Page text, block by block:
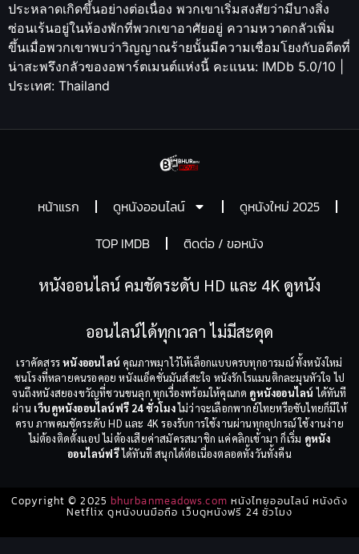
ประหลาดเกิดขึ้นอย่างต่อเนื่อง พวกเขาเริ่มสงสัยว่ามีบางสิ่ง
ซ่อนเร้นอยู่ในห้องพักที่พวกเขาอาศัยอยู่ ความหวาดกลัวเพิ่ม
ขึ้นเมื่อพวกเขาพบว่าวิญญาณร้ายนั้นมีความเชื่อมโยงกับอดีตที่
น่าสะพรึงกลัวของอพาร์ตเมนต์แห่งนี้ คะแนน: IMDb 5.0/10 |
ประเทศ: Thailand
หน้าแรก ดูหนังออนไลน์
ดูหนังใหม่ 2025
TOP IMDB
ติดต่อ / ขอหนัง
หนังออนไลน์ คมชัดระดับ HD และ 4K ดูหนัง
ออนไลน์ได้ทุกเวลา ไม่มีสะดุด
เราคัดสรรหนังออนไลน์ คุณภาพมาไว้ให้เลือกแบบครบทุกอารมณ์ ทั้งหนังใหม่
ชนโรงที่หลายคนรอคอย หนังแอ็คชั่นมันส์สะใจ หนังรักโรแมนติกละมุนหัวใจ ไป
จนถึงหนังสยองขวัญที่ชวนขนลุก ทุกเรื่องพร้อมให้คุณกด ดูหนังออนไลน์ ได้ทันที
ผ่าน เว็บดูหนังออนไลน์ฟรี 24 ชั่วโมงไม่ว่าจะเลือกพากย์ไทยหรือซับไทยก็มีให้
ครบ ภาพคมชัดระดับ HD และ 4K รองรับการใช้งานผ่านทุกอุปกรณ์ ใช้งานง่าย
ไม่ต้องติดตั้งแอป ไม่ต้องเสียค่าสมัครสมาชิก แค่คลิกเข้ามา ก็เริ่ม ดูหนัง
ออนไลน์ฟรีได้ทันที สนุกได้ต่อเนื่องตลอดทั้งวันทั้งคืน
Copyright © 2025 bhurbanmeadows.com หนังไทยออนไลน์ หนังดัง
Netflix ดูหนังบนมือถือ เว็บดูหนังฟรี 24 ชั่วโมง